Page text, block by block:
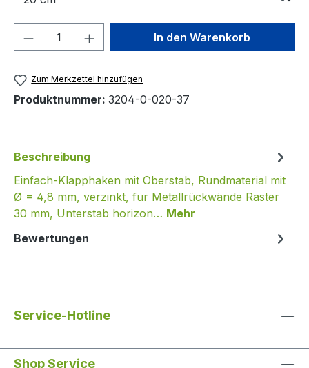
Produkt Anzahl: Gib denIn den Warenkorb
Zum Merkzettel hinzufügen
Produktnummer: 3204-0-020-37
Beschreibung
Einfach-Klapphaken mit Oberstab, Rundmaterial mit
Ø = 4,8 mm, verzinkt, für Metallrückwände Raster
30 mm, Unterstab horizon… Mehr
Bewertungen
Service-Hotline
Shop Service